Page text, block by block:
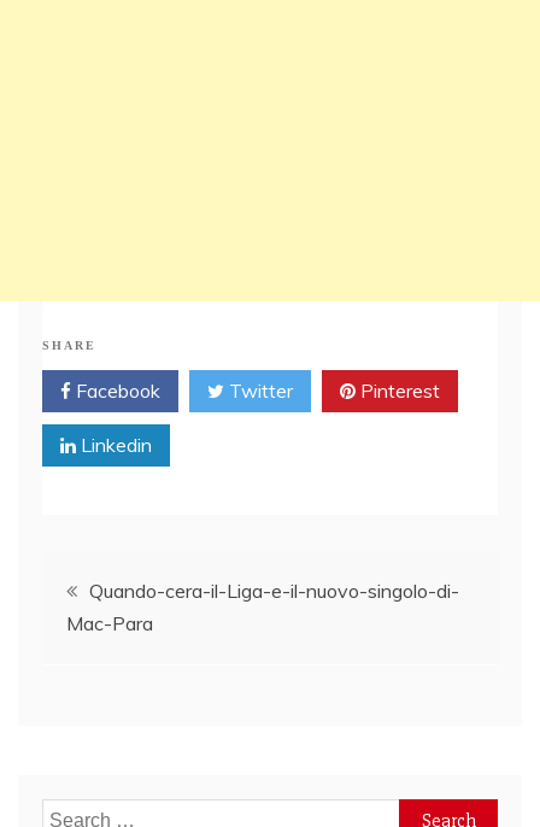
SHARE
Facebook Twitter Pinterest
Linkedin
PostQuando-cera-il-Liga-e-il-nuovo-singolo-di-
Mac-Para
Search